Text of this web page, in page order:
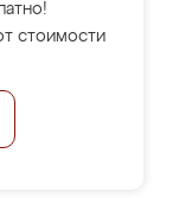
стоимости